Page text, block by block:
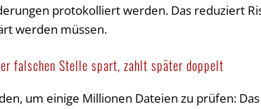
protokolliert werden. Das reduziert
werden müssen.
falschen Stelle spart, zahlt später doppelt
um einige Millionen Dateien zu prüfen: